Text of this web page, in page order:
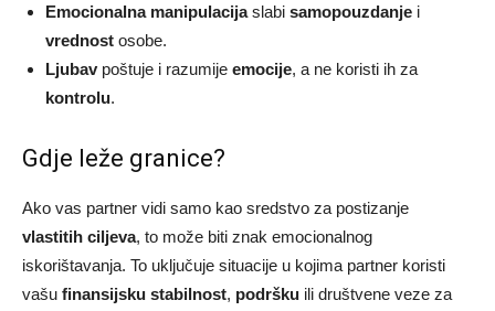
Emocionalna manipulacijaslabi samopouzdanje i
vrednost osobe.
Ljubavpoštuje i razumije emocije, a ne koristi ih za
kontrolu.
Gdje leže granice?
Ako vas partner vidi samo kao sredstvo za postizanje
vlastitih ciljeva, to može biti znak emocionalnog
iskorištavanja. To uključuje situacije u kojima partner koristi
vašu finansijsku stabilnost, podršku ili društvene veze za